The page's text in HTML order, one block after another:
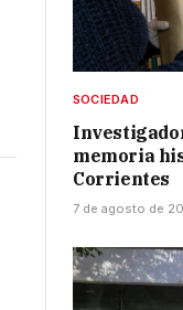
SOCIEDAD
memoria
Corrientes
7 de agosto de